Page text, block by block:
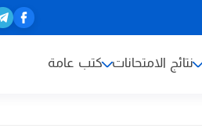
نتائج الامتحانات كتب عامة